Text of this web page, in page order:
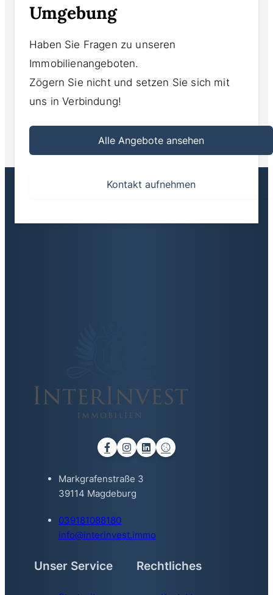
Umgebung
Haben Sie Fragen zu unseren
Immobilienangeboten.
Zögern Sie nicht und setzen Sie sich mit
uns in Verbindung!
Alle Angebote ansehen
Kontakt aufnehmen
Markgrafenstraße 3
39114 Magdeburg
039181088180
info@interinvest.immo
Unser Service Rechtliches